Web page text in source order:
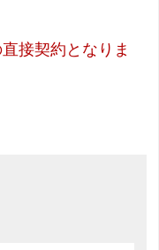
接契約となりま